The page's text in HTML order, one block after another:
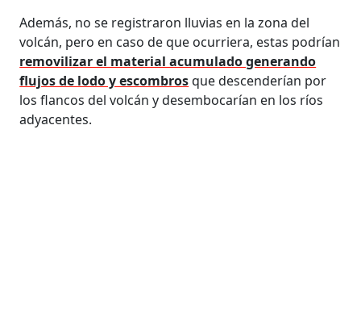
Además, no se registraron lluvias en la zona del
volcán, pero en caso de que ocurriera, estas podrían
removilizar el material acumulado generando
flujos de lodo y escombrosque descenderían por
los flancos del volcán y desembocarían en los ríos
adyacentes.